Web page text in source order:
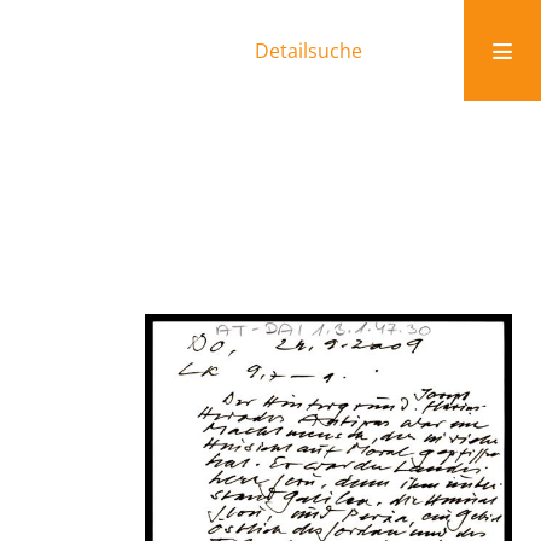
Detailsuche